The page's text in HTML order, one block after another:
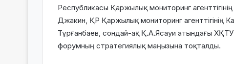
Республикасы Қаржылық мониторинг
Джакин, ҚР Қаржылық мониторинг
Тұрғанбаев, сондай-ақ Қ.А.Ясауи атындағы
форумның стратегиялық маңызына тоқталды.